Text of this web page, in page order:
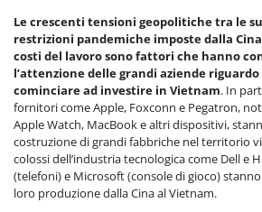
Le crescenti tensioni geopolitiche tra le
restrizioni pandemiche imposte dalla
costi del lavoro sono fattori che hanno
l’attenzione delle grandi aziende
cominciare ad investire in Vietnam. In
fornitori come Apple, Foxconn e Pegatron,
Apple Watch, MacBook e altri dispositivi,
costruzione di grandi fabbriche nel territorio
colossi dell’industria tecnologica come Dell e
(telefoni) e Microsoft (console di gioco)
loro produzione dalla Cina al Vietnam.